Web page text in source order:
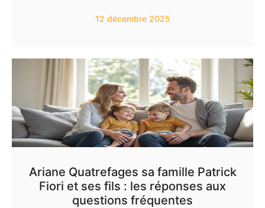
12 décembre 2025
Ariane Quatrefages sa famille Patrick
Fiori et ses fils : les réponses aux
questions fréquentes